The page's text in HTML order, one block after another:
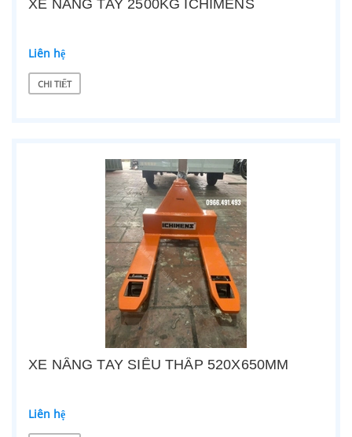
XE NÂNG TAY 2500KG ICHIMENS
Liên hệ
CHI TIẾT
XE NÂNG TAY SIÊU THẤP 520X650MM
Liên hệ